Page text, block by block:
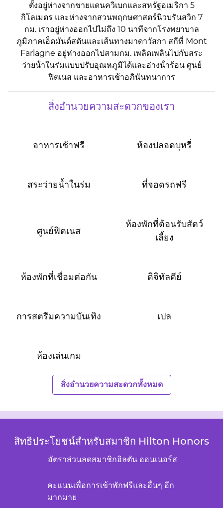
ตั้งอยู่ห่างจากชายแดนควิเบกและสหรัฐอเมริกา 5
กิโลเมตร และห่างจากสวนพฤกษศาสตร์นิวบรันสวิก 7
กม. เราอยู่ห่างออกไปไม่ถึง 10 นาทีจากโรงพยาบาล
ภูมิภาคเอ็ดมันด์สตันและเส้นทางมาดาวัสกา สกีที่ Mont
Farlagne อยู่ห่างออกไปสามกม. เพลิดเพลินไปกับสระ
ว่ายน้ําในร่มแบบปรับอุณหภูมิได้และอ่างน้ําร้อน ศูนย์
ฟิตเนส และอาหารเช้าอภินันทนาการ
สิ่งอํานวยความสะดวกของเรา
อาหารเช้าฟรี ห้องปลอดบุหรี่
สระว่ายน้ำในร่ม ที่จอดรถฟรี
ศูนย์ฟิตเนส
ห้องพักที่ต้อนรับสัตว์
เลี้ยง
ห้องพักที่เชื่อมต่อกัน ดิจิทัลคีย์
การสตรีมความบันเทิง เปล
ห้องเล่นเกม
สิ่งอํานวยความสะดวกทั้งหมด
สิทธิประโยชน์สำหรับสมาชิก Hilton Honors
อัตราส่วนลดสมาชิกฮิลตัน ออนเนอร์ส
คะแนนเพื่อการเข้าพักฟรีและอื่นๆ อีก
มากมาย